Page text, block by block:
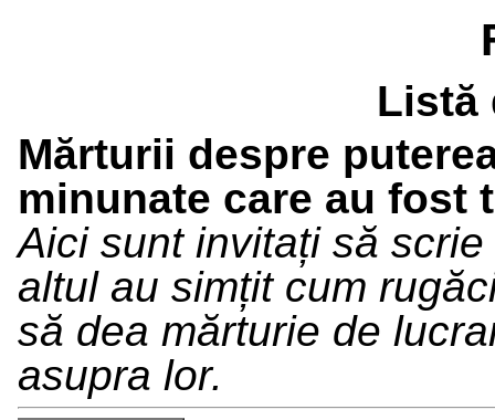
Listă
Mărturii despre
minunate care au fost
Aici sunt invitați să
altul au simțit cum
să dea mărturie de
asupra lor.